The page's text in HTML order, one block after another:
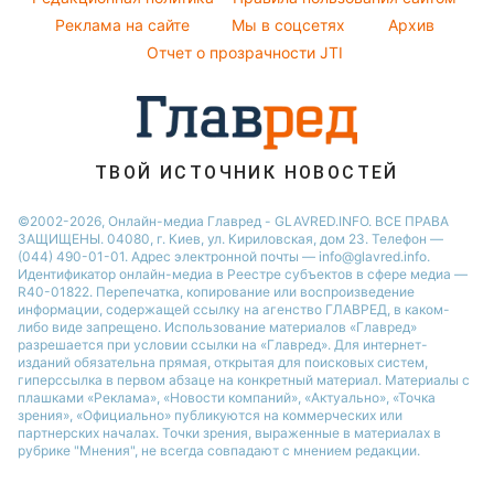
Авто
Реклама на сайте
Мы в соцсетях
Архив
Отчет о прозрачности JTI
ТВОЙ ИСТОЧНИК НОВОСТЕЙ
©2002-2026, Онлайн-медиа Главред - GLAVRED.INFO. ВСЕ ПРАВА
ЗАЩИЩЕНЫ. 04080, г. Киев, ул. Кириловская, дом 23. Телефон —
(044) 490-01-01. Адрес электронной почты — info@glavred.info.
Идентификатор онлайн-медиа в Реестре cубъектов в сфере медиа —
R40-01822. Перепечатка, копирование или воспроизведение
информации, содержащей ссылку на агенство ГЛАВРЕД, в каком-
либо виде запрещено. Использование материалов «Главред»
разрешается при условии ссылки на «Главред». Для интернет-
изданий обязательна прямая, открытая для поисковых систем,
гиперссылка в первом абзаце на конкретный материал. Материалы с
плашками «Реклама», «Новости компаний», «Актуально», «Точка
зрения», «Официально» публикуются на коммерческих или
партнерских началах. Точки зрения, выраженные в материалах в
рубрике "Мнения", не всегда совпадают с мнением редакции.